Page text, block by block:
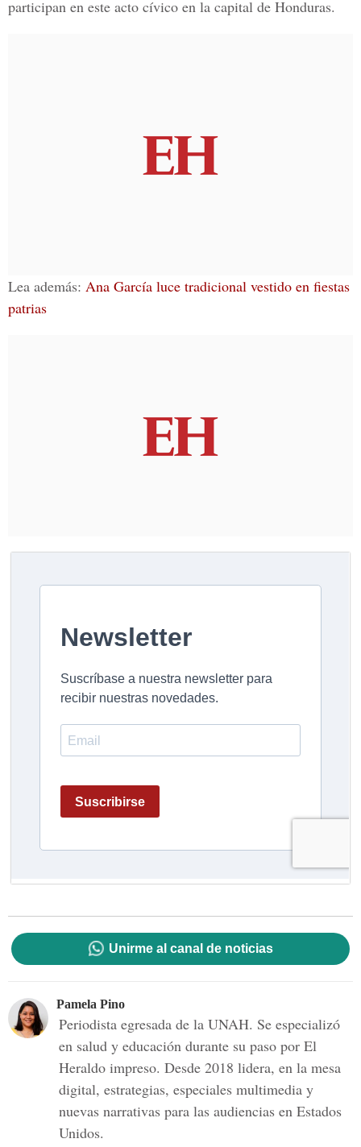
participan en este acto cívico en la capital de Honduras.
Lea además: Ana García luce tradicional vestido en fiestas
patrias
Unirme al canal de noticias
Pamela Pino
Periodista egresada de la UNAH. Se especializó
en salud y educación durante su paso por El
Heraldo impreso. Desde 2018 lidera, en la mesa
digital, estrategias, especiales multimedia y
nuevas narrativas para las audiencias en Estados
Unidos.